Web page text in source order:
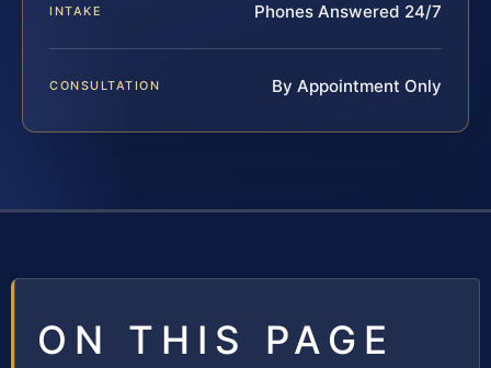
INTAKE Phones Answered 24/7
CONSULTATION By Appointment Only
ON THIS PAGE